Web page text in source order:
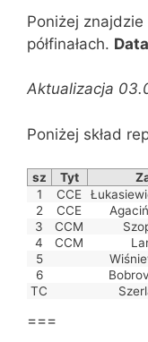
Poniżej
półfinałach.
Aktualizacja
Poniżej skład
sz Tyt
1
CCE
2
CCE
3
CCM
4
CCM
5
6
TC
===